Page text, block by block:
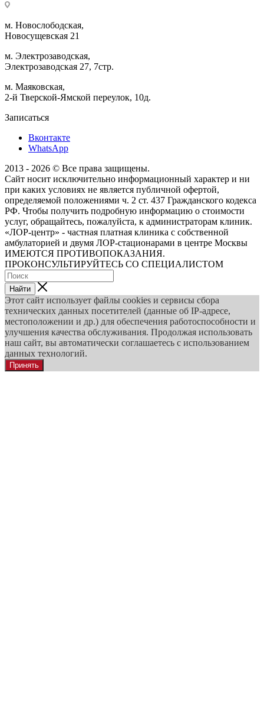
м. Новослободская,
Новосущевская 21
м. Электрозаводская,
Электрозаводская 27, 7стр.
м. Маяковская,
2-й Тверской-Ямской переулок, 10д.
Записаться
Вконтакте
WhatsApp
2013 - 2026 © Все права защищены.
Сайт носит исключительно информационный характер и ни
при каких условиях не является публичной офертой,
определяемой положениями ч. 2 ст. 437 Гражданского кодекса
РФ. Чтобы получить подробную информацию о стоимости
услуг, обращайтесь, пожалуйста, к администраторам клиник.
«ЛОР-центр» - частная платная клиника с собственной
амбулаторией и двумя ЛОР-стационарами в центре Москвы
ИМЕЮТСЯ ПРОТИВОПОКАЗАНИЯ.
ПРОКОНСУЛЬТИРУЙТЕСЬ СО СПЕЦИАЛИСТОМ
Найти
Этот сайт использует файлы cookies и сервисы сбора
технических данных посетителей (данные об IP-адресе,
местоположении и др.) для обеспечения работоспособности и
улучшения качества обслуживания. Продолжая использовать
наш сайт, вы автоматически соглашаетесь с использованием
данных технологий.
Принять